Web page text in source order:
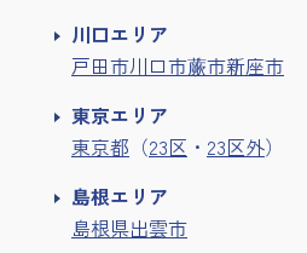
川口エリア
戸田市川口市蕨市新座市
東京エリア
東京都 （23区 ・ 23区外）
島根エリア
島根県出雲市